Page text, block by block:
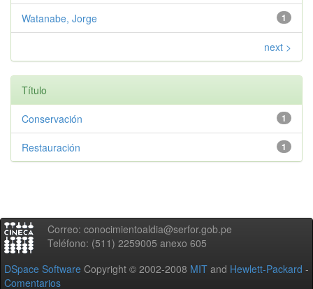
1
Watanabe, Jorge
next >
Título
1
Conservación
1
Restauración
Correo: conocimientoaldia@serfor.gob.pe
Teléfono: (511) 2259005 anexo 605
DSpace Software Copyright © 2002-2008 MIT and Hewlett-Packard -
Comentarios